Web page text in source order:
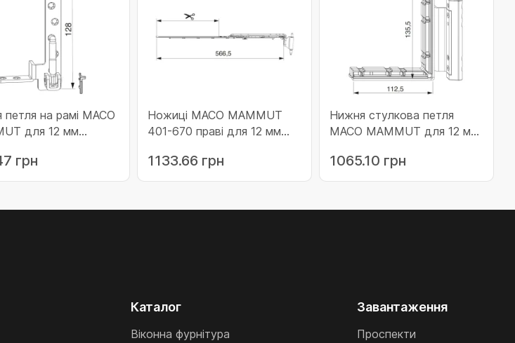
на рамі MACO
для 12 мм
(дерево) з 9 мм
цапфами ліва
грн
Ножиці MACO MAMMUT
401-670 праві для 12 мм
фальца 13 мм системи
фурнітурного паза (дерева)
1133.66 грн
Нижня стулкова петля
MACO MAMMUT для 12 мм
фальца (дерево) 13 мм
системи фурнітурного паза
1065.10 грн
Каталог
Віконна фурнітура
Завантаження
Проспекти